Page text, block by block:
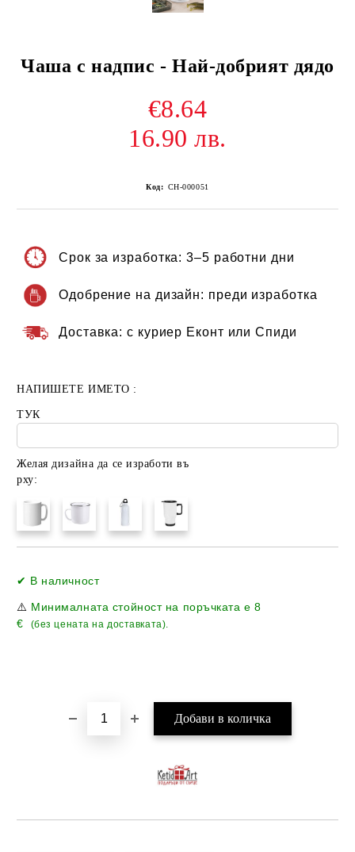
Чаша с надпис - Най-добрият дядо
€8.64
16.90 лв.
Код: CH-000051
Срок за изработка: 3–5 работни дни
Одобрение на дизайн: преди изработка
Доставка: с куриер Еконт или Спиди
НАПИШЕТЕ ИМЕТО :
ТУК
Желая дизайна да се изработи въ
рху:
✔ В наличност
⚠️ Минималната стойност на поръчката е8
€
(без цената на доставката).